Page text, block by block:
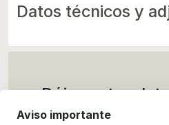
Datos técnicos y
Déjanos tus
contactaremos
Aviso importante